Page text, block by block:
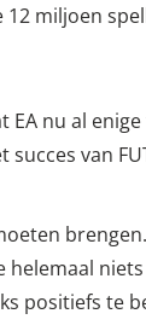
miljoen
EA nu al
succes van
positiefs te